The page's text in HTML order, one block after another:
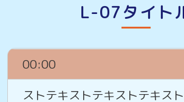
L-07タイト
00:00
ストテキストテキストテキス